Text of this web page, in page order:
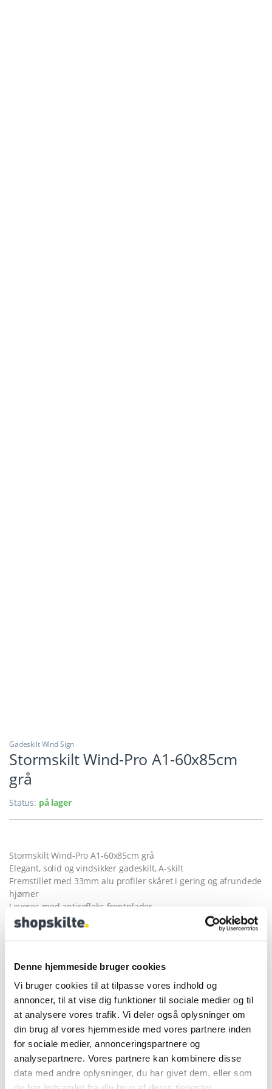
Denne hjemmeside bruger cookies
Vi bruger cookies til at tilpasse vores indhold og
annoncer, til at vise dig funktioner til sociale medier og til
at analysere vores trafik. Vi deler også oplysninger om
din brug af vores hjemmeside med vores partnere inden
for sociale medier, annonceringspartnere og
analysepartnere. Vores partnere kan kombinere disse
data med andre oplysninger, du har givet dem, eller som
Gadeskilt Wind Sign
Stormskilt Wind-Pro A1-60x85cm
grå
Status: på lager
Stormskilt Wind-Pro A1-60x85cm grå
Elegant, solid og vindsikker gadeskilt, A-skilt
Fremstillet med 33mm alu profiler skåret i gering og afrundede
hjørner
Leveres med antirefleks frontplader.
Specialbehandlet fjedre mod rust
Fod i vejrbestandig kraftig plast som kan fyldes med vand eller
sand.
I tilfælde af frost tilsættes frostvæske.
Transportvogn tilkøbes –
HER
Total størrelse :………………..72x113x53 cm
Posterstørrelse :……………….A1-60×85 cm
Vægt :…………………………….15/35 kg
Farve………………………………Sølv/grå